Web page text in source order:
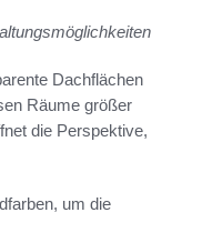
Dachflächen
Räume größer
die Perspektive,
um die